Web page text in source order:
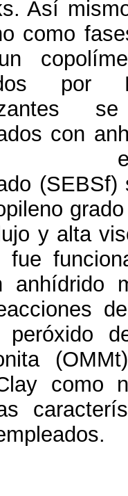
Así
como
por
con
y alta
anhídrido
peróxido
como